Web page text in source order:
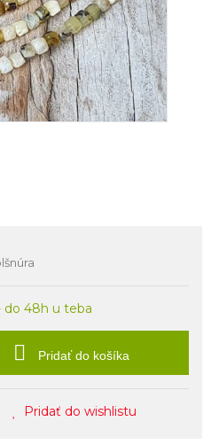
do 48h u teba
Pridať do košíka
Pridať do wishlistu